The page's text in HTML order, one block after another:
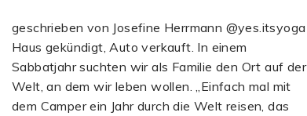
geschrieben von Josefine Herrmann @yes.itsyoga
Haus gekündigt, Auto verkauft. In einem
Sabbatjahr suchten wir als Familie den Ort auf der
Welt, an dem wir leben wollen. „Einfach mal mit
dem Camper ein Jahr durch die Welt reisen, das